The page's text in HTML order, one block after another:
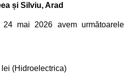
și Silviu, Arad
mai 2026 avem următoarele
(Hidroelectrica)